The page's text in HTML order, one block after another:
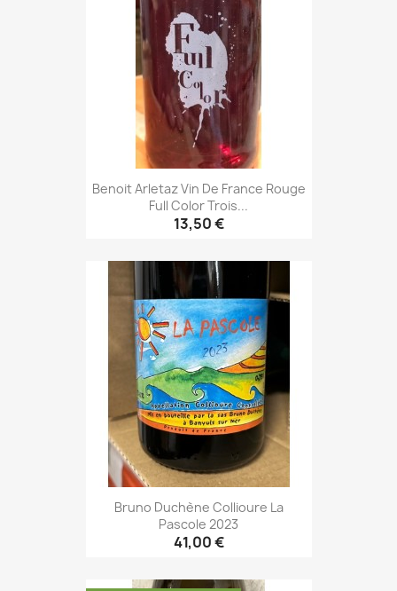
Benoit Arletaz Vin De France Rouge
Full Color Trois...
13,50 €
Bruno Duchène Collioure La
Pascole 2023
41,00 €